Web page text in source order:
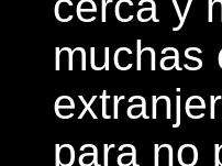
muchas
para no